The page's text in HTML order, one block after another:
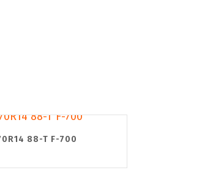
88-T F-700